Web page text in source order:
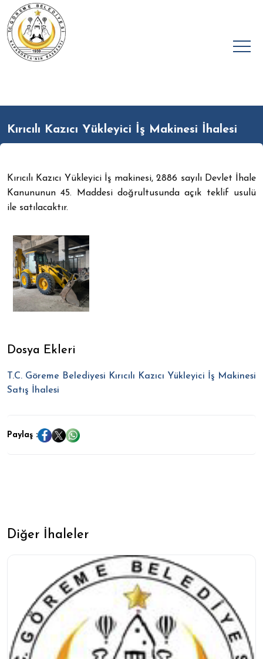
Kırıcılı Kazıcı Yükleyici İş Makinesi İhalesi
Kırıcılı Kazıcı Yükleyici İş makinesi, 2886 sayılı Devlet İhale
Kanununun 45. Maddesi doğrultusunda açık teklif usulü
ile satılacaktır.
Dosya Ekleri
T.C. Göreme Belediyesi Kırıcılı Kazıcı Yükleyici İş Makinesi
Satış İhalesi
Paylaş :
Diğer İhaleler